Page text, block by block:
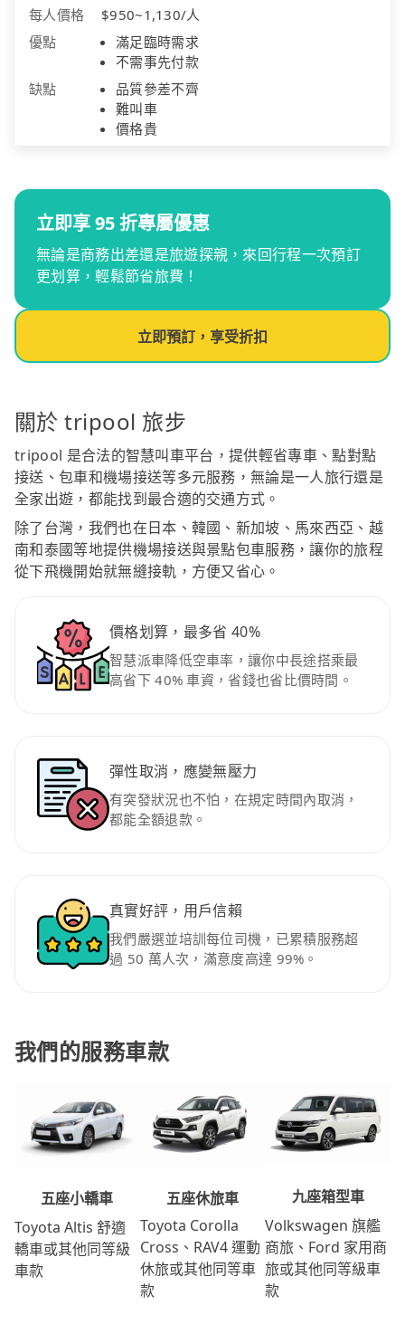
每人價格
$950~1,130/人
優點
滿足臨時需求
不需事先付款
缺點
品質參差不齊
難叫車
價格貴
立即享 95 折專屬優惠
無論是商務出差還是旅遊探親，來回行程一次預訂
更划算，輕鬆節省旅費！
立即預訂，享受折扣
關於 tripool 旅步
tripool 是合法的智慧叫車平台，提供輕省專車、點對點
接送、包車和機場接送等多元服務，無論是一人旅行還是
全家出遊，都能找到最合適的交通方式。
除了台灣，我們也在日本、韓國、新加坡、馬來西亞、越
南和泰國等地提供機場接送與景點包車服務，讓你的旅程
從下飛機開始就無縫接軌，方便又省心。
價格划算，最多省 40%
智慧派車降低空車率，讓你中長途搭乘最
高省下 40% 車資，省錢也省比價時間。
彈性取消，應變無壓力
有突發狀況也不怕，在規定時間內取消，
都能全額退款。
真實好評，用戶信賴
我們嚴選並培訓每位司機，已累積服務超
過 50 萬人次，滿意度高達 99%。
我們的服務車款
五座小轎車
Toyota Altis 舒適
轎車或其他同等級
車款
五座休旅車
Toyota Corolla
Cross、RAV4 運動
休旅或其他同等車
款
九座箱型車
Volkswagen 旗艦
商旅、Ford 家用商
旅或其他同等級車
款